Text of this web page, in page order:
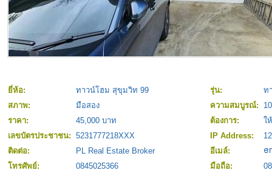
ยี่ห้อ: ทาวน์โฮม สุขุมวิท 99 รุ่น:
ท
สภาพ:
มือสอง ความสมบูรณ์:
ราคา:
45,000 บาท ต้องการ:
ใ
เลขบัตรประชาชน: 5231777218XXX IP Address:
ติดต่อ:
PL Real Estate Broker
อีเมล์:
โทรศัพย์:
0845025366 มือถือ: